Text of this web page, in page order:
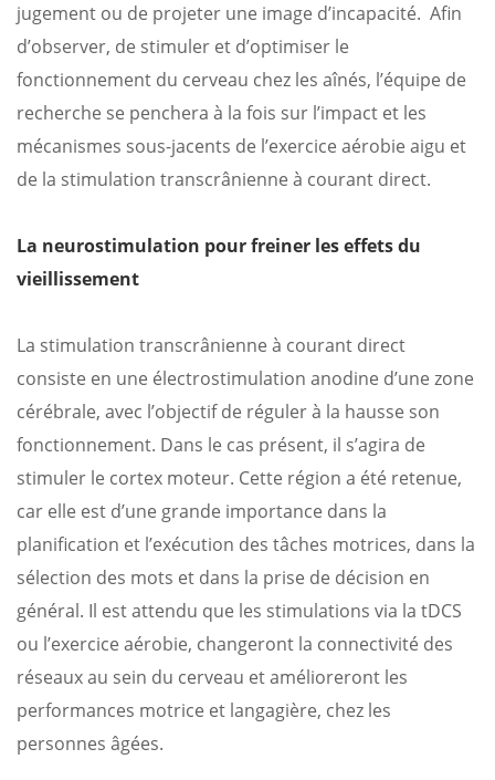
jugement ou de projeter une image d’incapacité. Afin
d’observer, de stimuler et d’optimiser le
fonctionnement du cerveau chez les aînés, l’équipe de
recherche se penchera à la fois sur l’impact et les
mécanismes sous-jacents de l’exercice aérobie aigu et
de la stimulation transcrânienne à courant direct.
La neurostimulation pour freiner les effets du
vieillissement
La stimulation transcrânienne à courant direct
consiste en une électrostimulation anodine d’une zone
cérébrale, avec l’objectif de réguler à la hausse son
fonctionnement. Dans le cas présent, il s’agira de
stimuler le cortex moteur. Cette région a été retenue,
car elle est d’une grande importance dans la
planification et l’exécution des tâches motrices, dans la
sélection des mots et dans la prise de décision en
général. Il est attendu que les stimulations via la tDCS
ou l’exercice aérobie, changeront la connectivité des
réseaux au sein du cerveau et amélioreront les
performances motrice et langagière, chez les
personnes âgées.